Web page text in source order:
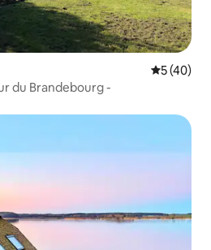
Note
5 (40)
du Brandebourg -